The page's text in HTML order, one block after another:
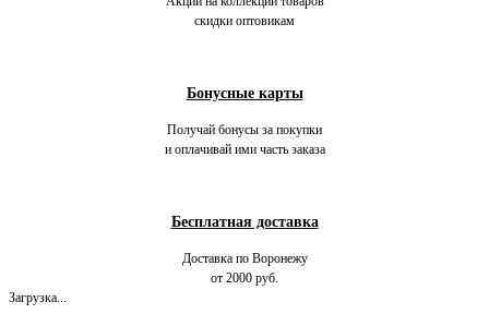
скидки оптовикам
Бонусные карты
Получай бонусы за покупки
и оплачивай ими часть заказа
Бесплатная доставка
Доставка по Воронежу
от 2000 руб.
Загрузка...